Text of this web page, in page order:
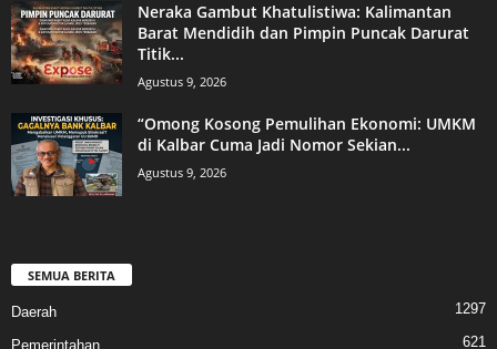
Neraka Gambut Khatulistiwa: Kalimantan
Barat Mendidih dan Pimpin Puncak Darurat
Titik...
Agustus 9, 2026
“Omong Kosong Pemulihan Ekonomi: UMKM
di Kalbar Cuma Jadi Nomor Sekian...
Agustus 9, 2026
SEMUA BERITA
Daerah 1297
Pemerintahan 621